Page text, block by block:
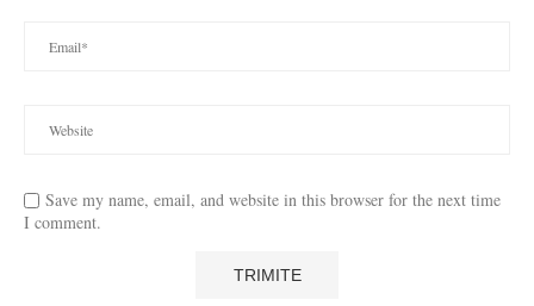
Save my name, email, and website in this browser for the next time
I comment.